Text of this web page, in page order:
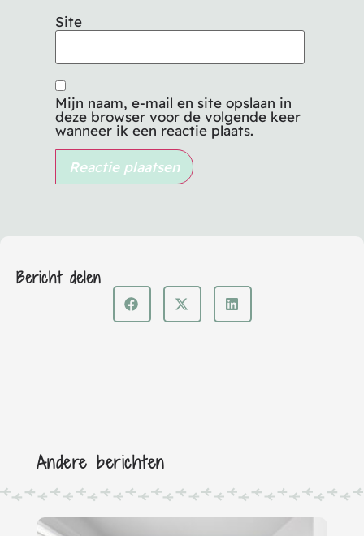
Bericht delen
Andere berichten
Site
Mijn naam, e-mail en site opslaan in
deze browser voor de volgende keer
wanneer ik een reactie plaats.